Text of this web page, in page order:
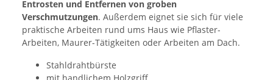
Entrosten und Entfernen von groben
Verschmutzungen. Außerdem eignet sie sich für viele
praktische Arbeiten rund ums Haus wie Pflaster-
Arbeiten, Maurer-Tätigkeiten oder Arbeiten am Dach.
Stahldrahtbürste